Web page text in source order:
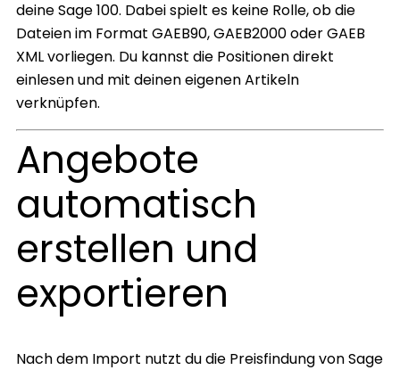
deine Sage 100. Dabei spielt es keine Rolle, ob die
Dateien im Format GAEB90, GAEB2000 oder GAEB
XML vorliegen. Du kannst die Positionen direkt
einlesen und mit deinen eigenen Artikeln
verknüpfen.
Angebote
automatisch
erstellen und
exportieren
Nach dem Import nutzt du die Preisfindung von Sage